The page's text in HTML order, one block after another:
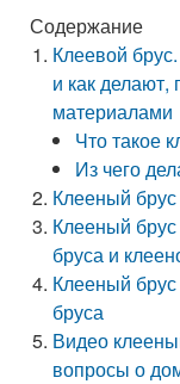
Содержание
Клеевой
и как
материалами
Что такое
Из чего
Клееный
Клееный
бруса и
Клееный
бруса
Видео
вопросы о